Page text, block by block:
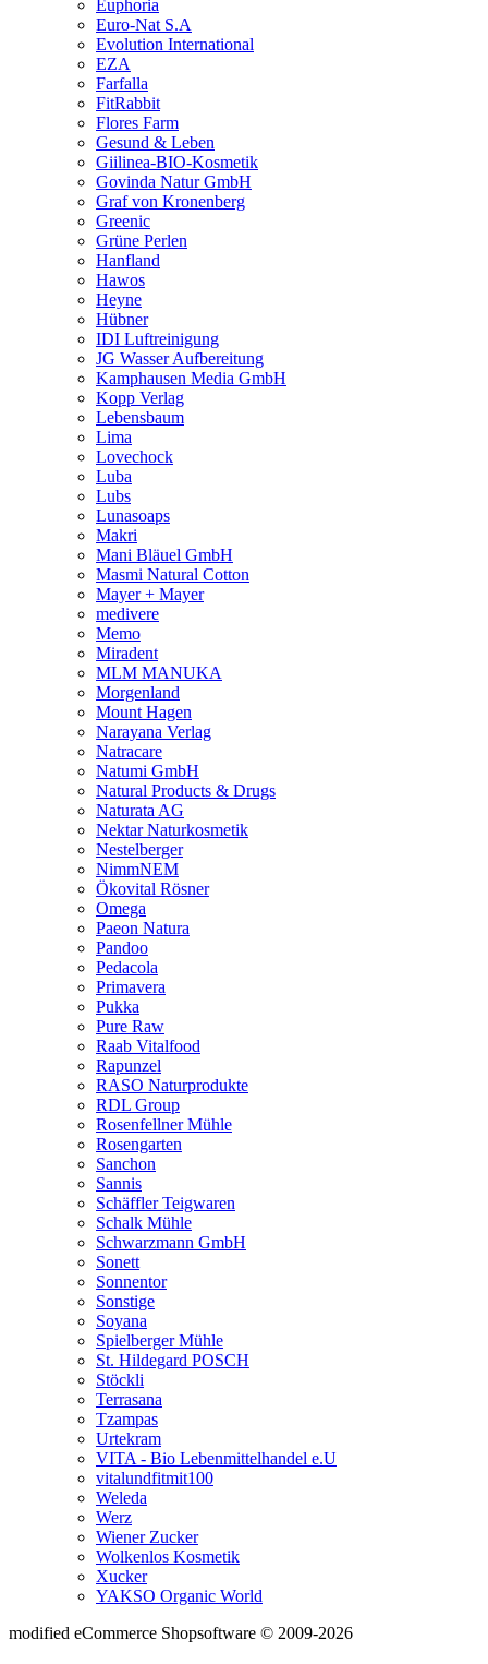
Euphoria
Euro-Nat S.A
Evolution International
EZA
Farfalla
FitRabbit
Flores Farm
Gesund & Leben
Giilinea-BIO-Kosmetik
Govinda Natur GmbH
Graf von Kronenberg
Greenic
Grüne Perlen
Hanfland
Hawos
Heyne
Hübner
IDI Luftreinigung
JG Wasser Aufbereitung
Kamphausen Media GmbH
Kopp Verlag
Lebensbaum
Lima
Lovechock
Luba
Lubs
Lunasoaps
Makri
Mani Bläuel GmbH
Masmi Natural Cotton
Mayer + Mayer
medivere
Memo
Miradent
MLM MANUKA
Morgenland
Mount Hagen
Narayana Verlag
Natracare
Natumi GmbH
Natural Products & Drugs
Naturata AG
Nektar Naturkosmetik
Nestelberger
NimmNEM
Ökovital Rösner
Omega
Paeon Natura
Pandoo
Pedacola
Primavera
Pukka
Pure Raw
Raab Vitalfood
Rapunzel
RASO Naturprodukte
RDL Group
Rosenfellner Mühle
Rosengarten
Sanchon
Sannis
Schäffler Teigwaren
Schalk Mühle
Schwarzmann GmbH
Sonett
Sonnentor
Sonstige
Soyana
Spielberger Mühle
St. Hildegard POSCH
Stöckli
Terrasana
Tzampas
Urtekram
VITA - Bio Lebenmittelhandel e.U
vitalundfitmit100
Weleda
Werz
Wiener Zucker
Wolkenlos Kosmetik
Xucker
YAKSO Organic World
modified eCommerce Shopsoftware © 2009-2026